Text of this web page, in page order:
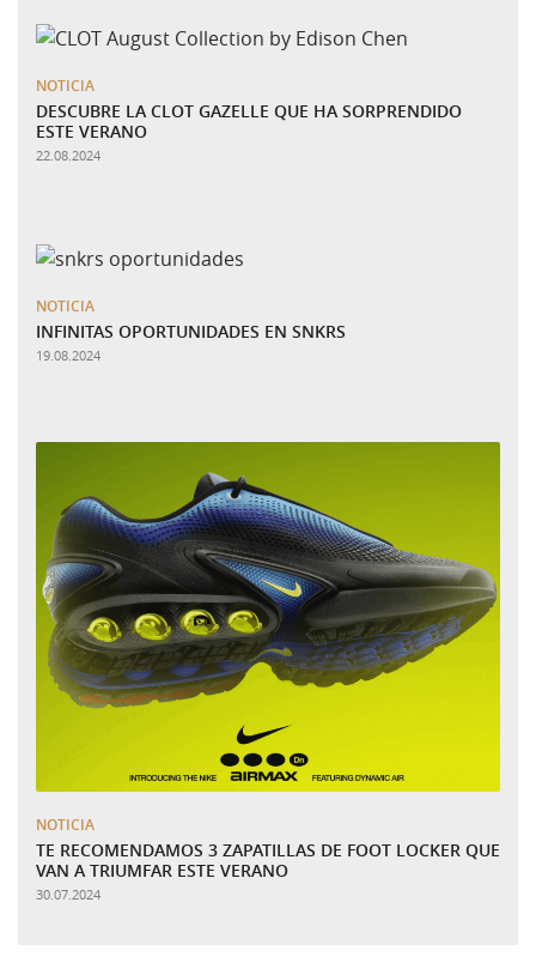
NOTICIA
DESCUBRE LA CLOT GAZELLE QUE HA SORPRENDIDO
ESTE VERANO
22.08.2024
NOTICIA
INFINITAS OPORTUNIDADES EN SNKRS
19.08.2024
NOTICIA
TE RECOMENDAMOS 3 ZAPATILLAS DE FOOT LOCKER QUE
VAN A TRIUMFAR ESTE VERANO
30.07.2024